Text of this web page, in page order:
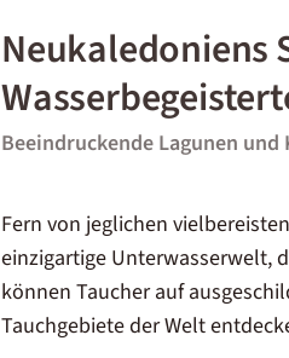
Neukaledoniens
Beeindruckende Lagunen
Fern von jeglichen
einzigartige Unterwasserwelt,
können Taucher auf
Tauchgebiete der Welt